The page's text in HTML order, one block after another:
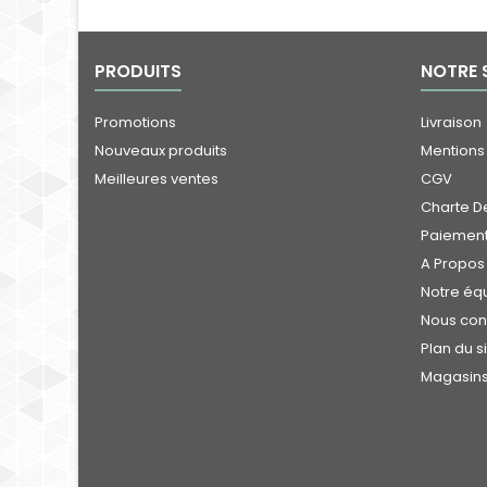
soins
PRODUITS
Promotions
Nouveaux produits
Meilleures ventes
NOTRE
Livraison
CGV
Charte
A Propos
Notre
Nous
Plan du
Magasins